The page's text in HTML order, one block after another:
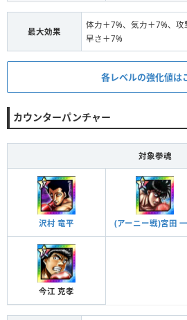
最大効果
体力＋7%、気力＋7%、
早さ＋7%
各レベルの強化値は
条件 5体の拳魂の拳魂 進化＋5
効果
体力＋1.2%、気力＋
2%、素早さ＋1.2%
段階Ⅱ
条件 5体の拳魂の拳魂 進化＋
対象
効果
条件 5体の拳魂の拳魂 進化＋15
カウンターパンチャー
対象拳魂
沢村 竜平 (アーニー戦)宮田
今江 克孝